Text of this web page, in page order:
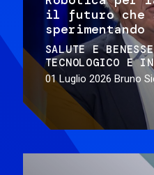
il futuro che
sperimentando
SALUTE E
TECNOLOGICO E
01 Luglio 2026 Bruno